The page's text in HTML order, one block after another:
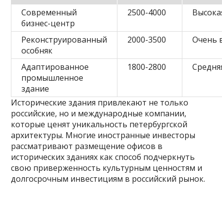
Современный
бизнес-центр
2500-4000
Реконструированный
особняк
2000-3500 Очень
Адаптированное
промышленное
здание
1800-2800
Исторические здания привлекают не только
российские, но и международные компании,
которые ценят уникальность петербургской
архитектуры. Многие иностранные инвесторы
рассматривают размещение офисов в
исторических зданиях как способ подчеркнуть
свою приверженность культурным ценностям и
долгосрочным инвестициям в российский рынок.